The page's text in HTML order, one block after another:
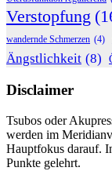
Verstopfung
wandernde Schmerzen (4)
Ängstlichkeit (8)
Disclaimer
Tsubos oder
werden im
Hauptfokus darauf.
Punkte gelehrt.